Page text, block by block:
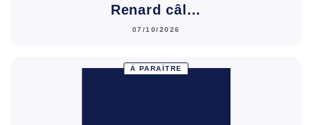
Renard câl…
07/10/2026
À PARAÎTRE